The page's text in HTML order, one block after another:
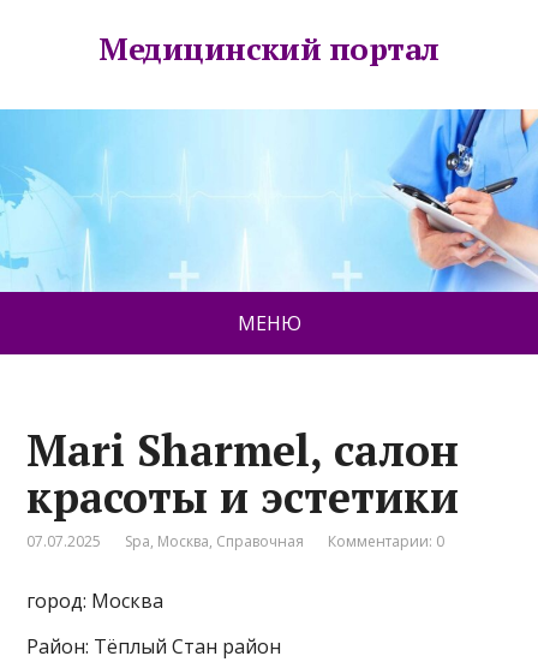
Медицинский портал
МЕНЮ
Mari Sharmel, салон
красоты и эстетики
07.07.2025 Spa, Москва, Справочная Комментарии: 0
город: Москва
Район: Тёплый Стан район